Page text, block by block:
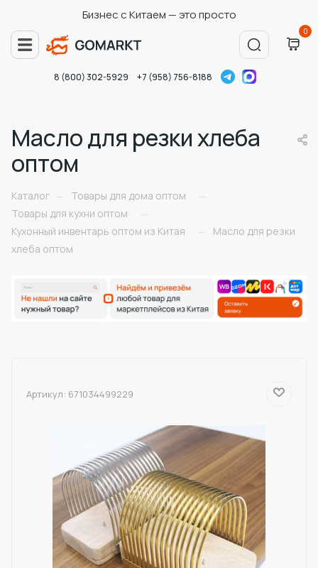
Бизнес с Китаем — это просто
0
8 (800) 302-5929 +7 (958) 756-8188
Масло для резки хлеба
оптом
Каталог — Товары для дома оптом
—
Товары для кухни оптом
—
Кухонный инвентарь оптом из Китая
—
Масло для резки
хлеба оптом
Артикул: 671034499229